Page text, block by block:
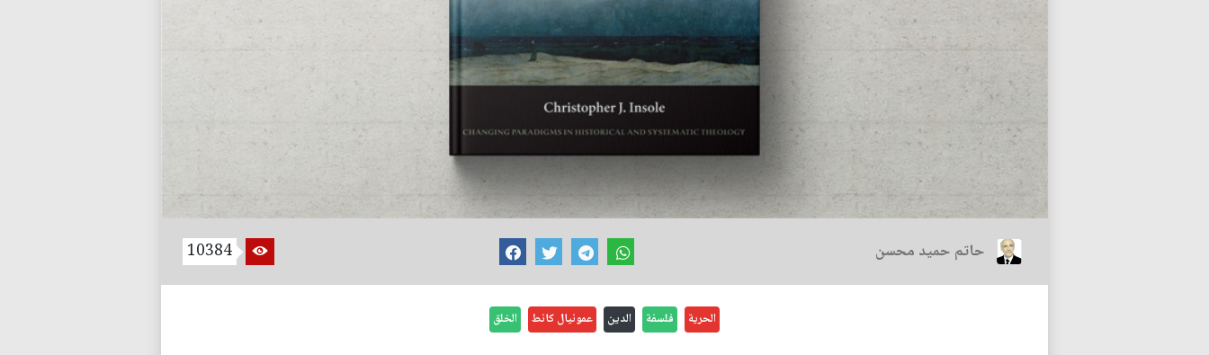
حاتم حميد محسن 10384
الحرية فلسفة الدين عمونيال كانط الخلق